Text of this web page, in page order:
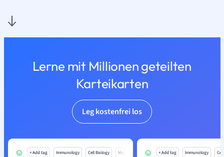
Lerne mit Millionen geteilten
Karteikarten
Leg kostenfrei los
+ Add tag Immunology Cell Biology Mo + Add tag Immunology